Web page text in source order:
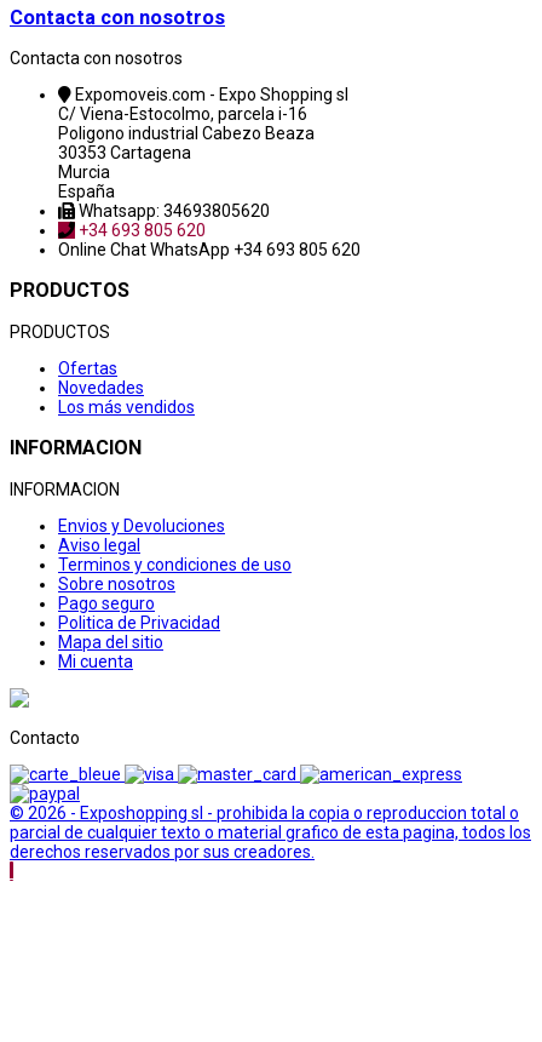
Contacta con nosotros
Contacta con nosotros
Expomoveis.com - Expo Shopping sl
C/ Viena-Estocolmo, parcela i-16
Poligono industrial Cabezo Beaza
30353 Cartagena
Murcia
España
Whatsapp: 34693805620
+34 693 805 620
Online ChatWhatsApp +34 693 805 620
PRODUCTOS
PRODUCTOS
Ofertas
Novedades
Los más vendidos
INFORMACION
INFORMACION
Envios y Devoluciones
Aviso legal
Terminos y condiciones de uso
Sobre nosotros
Pago seguro
Politica de Privacidad
Mapa del sitio
Mi cuenta
Contacto
© 2026 - Exposhopping sl - prohibida la copia o reproduccion total o
parcial de cualquier texto o material grafico de esta pagina, todos los
derechos reservados por sus creadores.